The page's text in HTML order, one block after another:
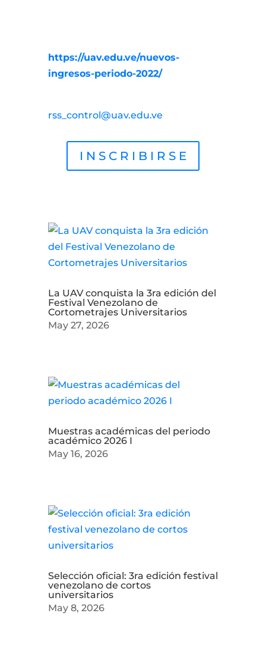
https://uav.edu.ve/nuevos-
ingresos-periodo-2022/
rss_control@uav.edu.ve
I N S C R I B I R S E
La UAV conquista la 3ra edición del
Festival Venezolano de
Cortometrajes Universitarios
May 27, 2026
Muestras académicas del periodo
académico 2026 I
May 16, 2026
Selección oficial: 3ra edición festival
venezolano de cortos
universitarios
May 8, 2026